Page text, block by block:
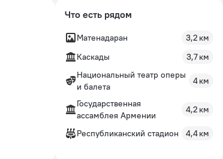
Что есть рядом
Матенадаран
3,2 км
Каскады
3,7 км
Национальный театр оперы
и балета
4 км
Государственная
ассамблея Армении
4,2 км
Республиканский стадион 4,4 км